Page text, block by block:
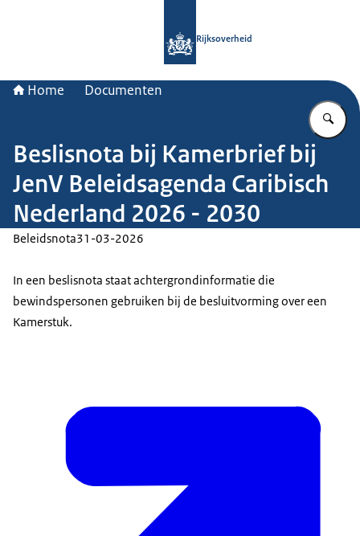
Rijksoverheid
Home Documenten
Beslisnota bij Kamerbrief bij
JenV Beleidsagenda Caribisch
Nederland 2026 - 2030
Beleidsnota31-03-2026
In een beslisnota staat achtergrondinformatie die
bewindspersonen gebruiken bij de besluitvorming over een
Kamerstuk.